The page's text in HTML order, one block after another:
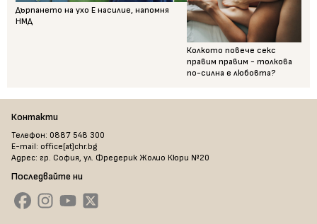
Дърпането на ухо Е насилие, напомня
НМД
Колкото повече секс
правим правим - толкова
по-силна е любовта?
Контакти
Телефон: 0887 548 300
E-mail: office[at]chr.bg
Адрес: гр. София, ул. Фредерик Жолио Кюри №20
Последвайте ни